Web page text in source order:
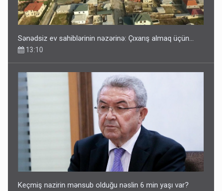
Sənədsiz ev sahiblərinin nəzərinə: Çıxarış almaq üçün...
13:10
Keçmiş nazirin mənsub olduğu nəslin 6 min yaşı var?